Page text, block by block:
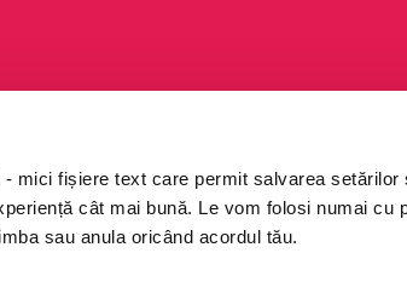
mici fișiere text care permit salvarea setărilor
cât mai bună. Le vom folosi numai cu
sau anula oricând acordul tău.